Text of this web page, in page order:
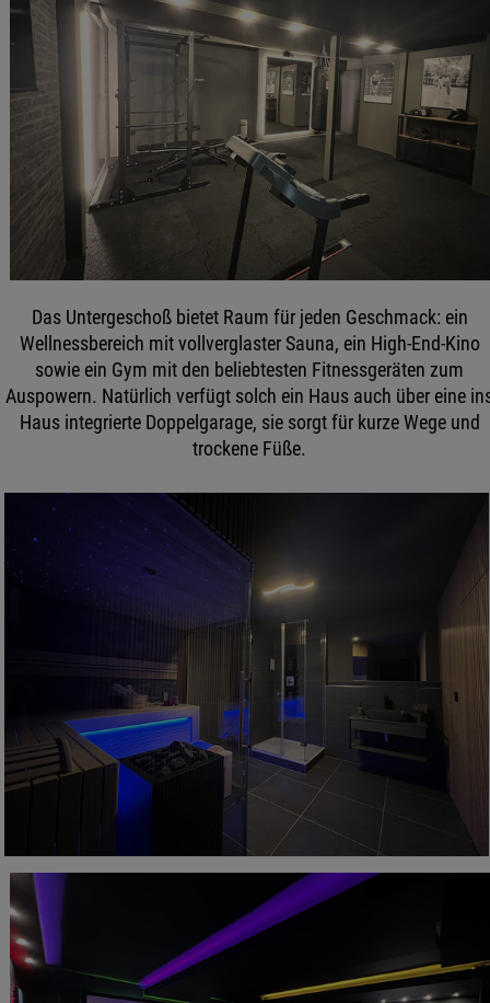
Das Untergeschoß bietet Raum für jeden Geschmack: ein
Wellnessbereich mit vollverglaster Sauna, ein High-End-Kino
sowie ein Gym mit den beliebtesten Fitnessgeräten zum
Auspowern. Natürlich verfügt solch ein Haus auch über eine
Haus integrierte Doppelgarage, sie sorgt für kurze Wege und
trockene Füße.